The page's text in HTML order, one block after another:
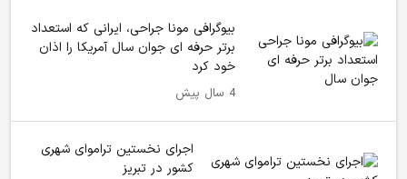
بیوگرافی مونا جراحی، ایرانی که استعداد
برتر حرفه ای جوان سال آمریکا را اذان
خود کرد
4 سال پیش
اجرای نخستین تراموای شهری
کشور در تبریز